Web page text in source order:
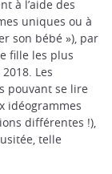
à l’aide des
uniques ou à
son bébé »), par
fille les plus
Les
pouvant se lire
idéogrammes
différentes !),
telle